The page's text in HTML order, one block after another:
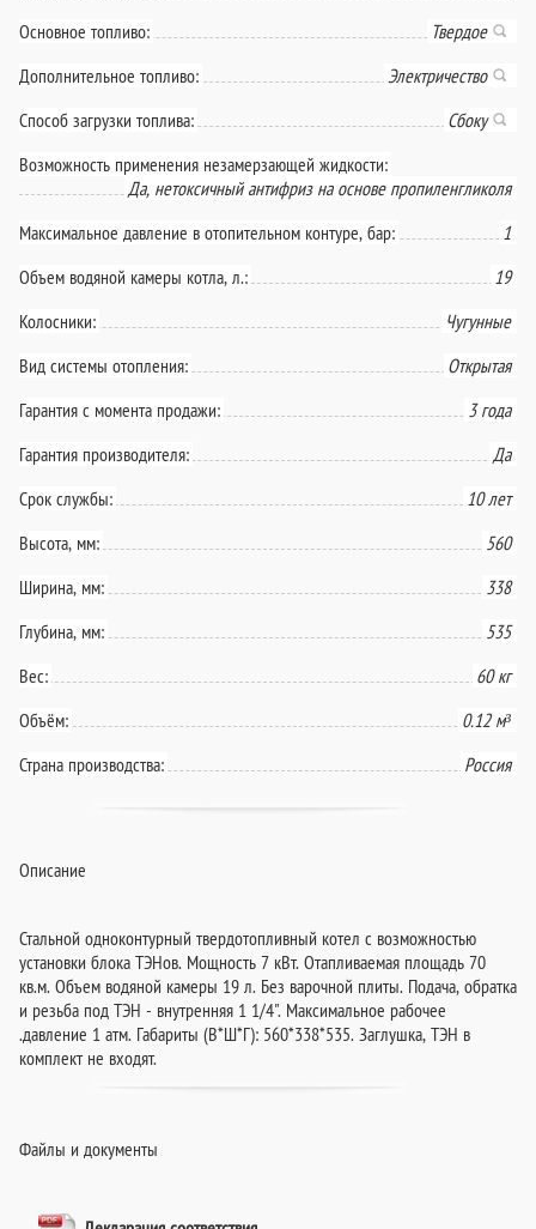
Основное топливо:
Твердое
Дополнительное топливо:
Электричество
Способ загрузки топлива:
Сбоку
Возможность применения незамерзающей жидкости:
Да, нетоксичный антифриз на основе пропиленгликоля
Максимальное давление в отопительном контуре, бар:
1
Объем водяной камеры котла, л.:
19
Колосники:
Чугунные
Вид системы отопления:
Открытая
Гарантия с момента продажи:
3 года
Гарантия производителя:
Да
Срок службы:
10 лет
Высота, мм:
560
Ширина, мм:
338
Глубина, мм:
535
Вес:
60 кг
Объём:
0.12 м³
Страна производства:
Россия
Описание
Стальной одноконтурный твердотопливный котел с возможностью
установки блока ТЭНов. Мощность 7 кВт. Отапливаемая площадь 70
кв.м. Объем водяной камеры 19 л. Без варочной плиты. Подача, обратка
и резьба под ТЭН - внутренняя 1 1/4". Максимальное рабочее
.давление 1 атм. Габариты (В*Ш*Г): 560*338*535. Заглушка, ТЭН в
комплект не входят.
Файлы и документы